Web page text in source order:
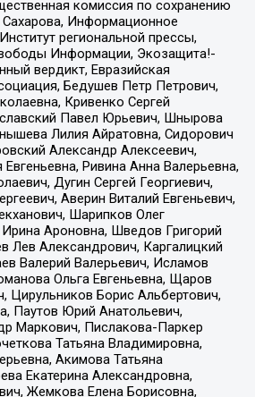
комиссия по сохранению
Информационное
региональной прессы,
Информации, Экозащита!-
вердикт, Евразийская
Бедушев Петр Петрович,
Кривенко Сергей
Павел Юрьевич, Шнырова
Лилия Айратовна, Сидорович
Александр Алексеевич,
Евгеньевна, Ривина Анна Валерьевна,
Дугин Сергей Георгиевич,
Аверин Виталий Евгеньевич,
Шарипков Олег
Ароновна, Шведов Григорий
Лев Александрович, Каргалицкий
Валерий Валерьевич, Исламов
Ольга Евгеньевна, Щаров
Цирульников Борис Альбертович,
Паутов Юрий Анатольевич,
Маркович, Пислакова-Паркер
Татьяна Владимировна,
Акимова Татьяна
Екатерина Александровна,
Жемкова Елена Борисовна,